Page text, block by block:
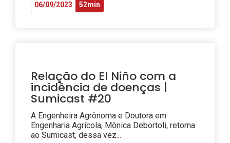
06/09/2023 52min
Relação do El Niño com a
incidência de doenças |
Sumicast #20
A Engenheira Agrônoma e Doutora em
Engenharia Agrícola, Mônica Debortoli, retorna
ao Sumicast, dessa vez...